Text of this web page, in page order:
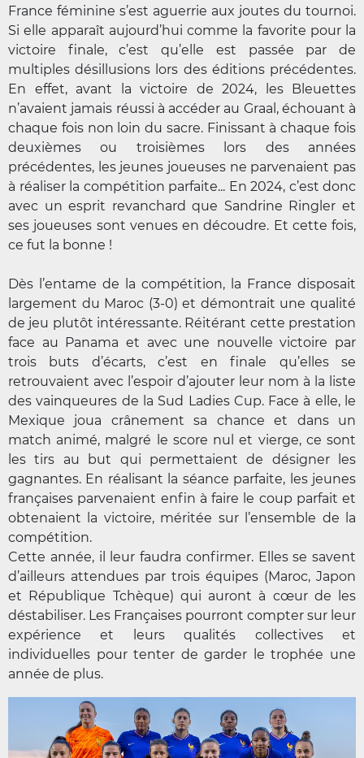
France féminine s’est aguerrie aux joutes du tournoi.
Si elle apparaît aujourd’hui comme la favorite pour la
victoire finale, c’est qu’elle est passée par de
multiples désillusions lors des éditions précédentes.
En effet, avant la victoire de 2024, les Bleuettes
n’avaient jamais réussi à accéder au Graal, échouant à
chaque fois non loin du sacre. Finissant à chaque fois
deuxièmes ou troisièmes lors des années
précédentes, les jeunes joueuses ne parvenaient pas
à réaliser la compétition parfaite... En 2024, c’est donc
avec un esprit revanchard que Sandrine Ringler et
ses joueuses sont venues en découdre. Et cette fois,
ce fut la bonne !
Dès l’entame de la compétition, la France disposait
largement du Maroc (3-0) et démontrait une qualité
de jeu plutôt intéressante. Réitérant cette prestation
face au Panama et avec une nouvelle victoire par
trois buts d’écarts, c’est en finale qu’elles se
retrouvaient avec l’espoir d’ajouter leur nom à la liste
des vainqueures de la Sud Ladies Cup. Face à elle, le
Mexique joua crânement sa chance et dans un
match animé, malgré le score nul et vierge, ce sont
les tirs au but qui permettaient de désigner les
gagnantes. En réalisant la séance parfaite, les jeunes
françaises parvenaient enfin à faire le coup parfait et
obtenaient la victoire, méritée sur l’ensemble de la
compétition.
Cette année, il leur faudra confirmer. Elles se savent
d’ailleurs attendues par trois équipes (Maroc, Japon
et République Tchèque) qui auront à cœur de les
déstabiliser. Les Françaises pourront compter sur leur
expérience et leurs qualités collectives et
individuelles pour tenter de garder le trophée une
année de plus.